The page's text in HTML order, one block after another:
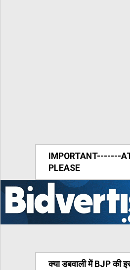
IMPORTANT-------
PLEASE
क्या डबवाली में BJP की